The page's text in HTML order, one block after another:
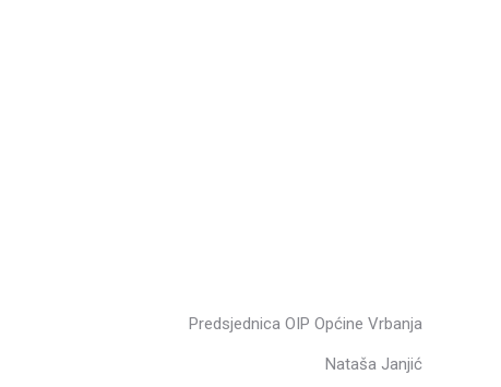
Predsjednica OIP Općine Vrbanja
Nataša Janjić